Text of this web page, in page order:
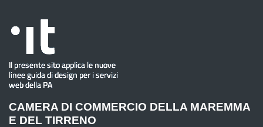
CAMERA DI COMMERCIO DELLA MAREMMA
E DEL TIRRENO